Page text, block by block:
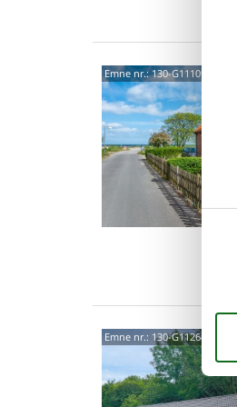
Emne nr.:130-G11109
Emne nr.: 130-G11264